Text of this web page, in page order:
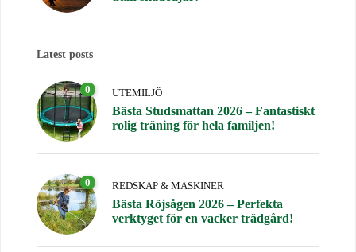
Latest posts
0 UTEMILJÖ
Bästa Studsmattan 2026 – Fantastiskt
rolig träning för hela familjen!
0 REDSKAP & MASKINER
Bästa Röjsågen 2026 – Perfekta
verktyget för en vacker trädgård!